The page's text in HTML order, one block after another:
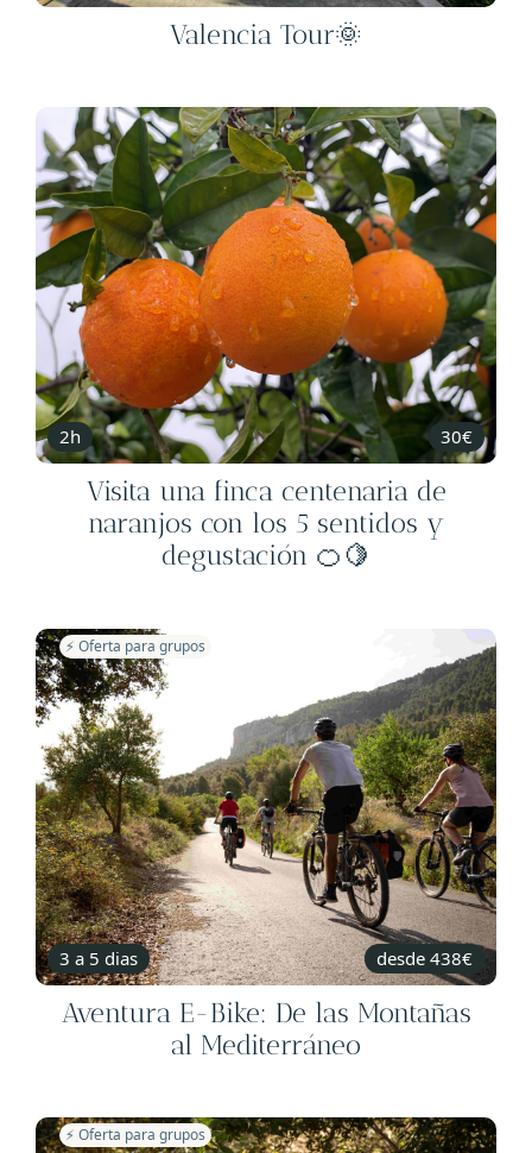
Valencia Tour🌞
2h 30€
Visita una finca centenaria de
naranjos con los 5 sentidos y
degustación 🍊🍋
3 a 5 dias desde 438€
⚡️ Oferta para grupos
Aventura E-Bike: De las Montañas
al Mediterráneo
⚡️ Oferta para grupos